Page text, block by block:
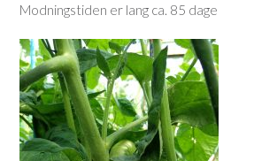
Modningstiden er lang ca. 85 dage